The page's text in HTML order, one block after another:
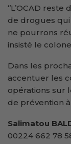
‘’L’OCAD
de drogues qui
ne pourrons
insisté le
Dans les
accentuer les
opérations sur
de prévention
Salimatou
00224 662 78